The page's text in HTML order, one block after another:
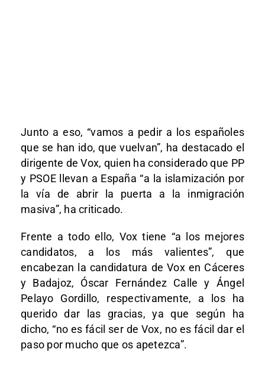
Junto a eso, “vamos a pedir a los españoles
que se han ido, que vuelvan”, ha destacado el
dirigente de Vox, quien ha considerado que PP
y PSOE llevan a España “a la islamización por
la vía de abrir la puerta a la inmigración
masiva”, ha criticado.
Frente a todo ello, Vox tiene “a los mejores
candidatos, a los más valientes”, que
encabezan la candidatura de Vox en Cáceres
y Badajoz, Óscar Fernández Calle y Ángel
Pelayo Gordillo, respectivamente, a los ha
querido dar las gracias, ya que según ha
dicho, “no es fácil ser de Vox, no es fácil dar el
paso por mucho que os apetezca”.